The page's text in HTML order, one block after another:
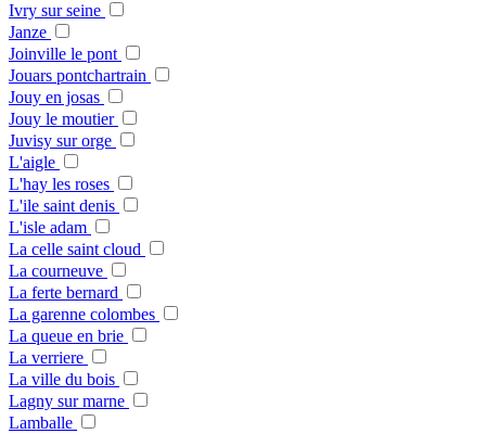
Ivry sur seine
Janze
Joinville le pont
Jouars pontchartrain
Jouy en josas
Jouy le moutier
Juvisy sur orge
L'aigle
L'hay les roses
L'ile saint denis
L'isle adam
La celle saint cloud
La courneuve
La ferte bernard
La garenne colombes
La queue en brie
La verriere
La ville du bois
Lagny sur marne
Lamballe